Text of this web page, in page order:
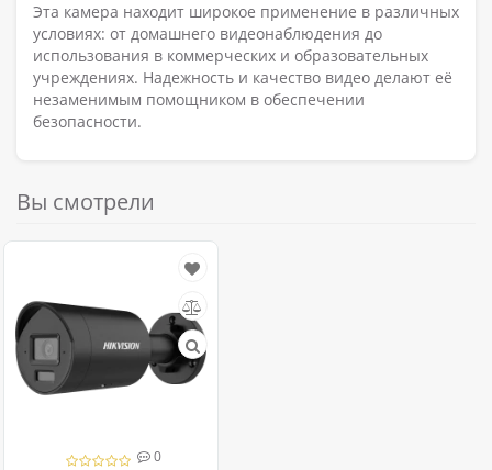
Эта камера находит широкое применение в различных
условиях: от домашнего видеонаблюдения до
использования в коммерческих и образовательных
учреждениях. Надежность и качество видео делают её
незаменимым помощником в обеспечении
безопасности.
Вы смотрели
0